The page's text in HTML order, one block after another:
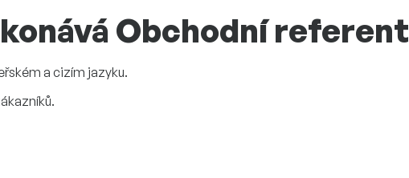
Obchodní referent
a cizím jazyku.